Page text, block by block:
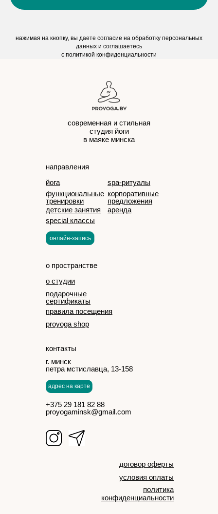
нажимая на кнопку, вы даете согласие на обработку персональных
данных и соглашаетесь
c политикой конфиденциальности
функциональные
тренировки
детские занятия
special классы
о студии
подарочные
сертификаты
правила посещения
proyoga shop
корпоративные
предложения
аренда
spa-ритуалы
йога
направления
о пространстве
контакты
современная и стильная
студия йоги
в маяке минска
+375 29 181 82 88
proyogaminsk@gmail.com
г. минск
петра мстиславца, 13-158
договор оферты
условия оплаты
политика
конфиденциальности
онлайн-запись
адрес на карте